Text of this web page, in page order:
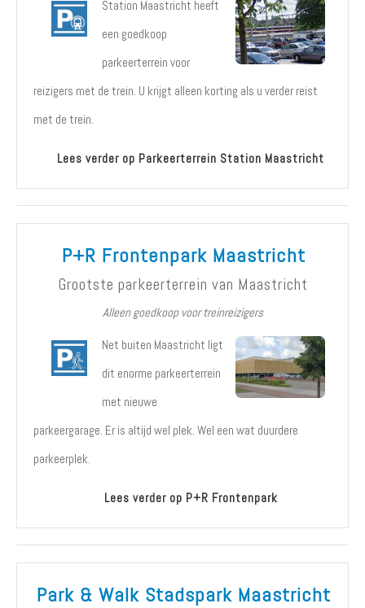
Station Maastricht heeft
een goedkoop
parkeerterrein voor
reizigers met de trein. U krijgt alleen korting als u verder reist
met de trein.
Lees verder op Parkeerterrein Station Maastricht
P+R Frontenpark Maastricht
Grootste parkeerterrein van Maastricht
Alleen goedkoop voor treinreizigers
Net buiten Maastricht ligt
dit enorme parkeerterrein
met nieuwe
parkeergarage. Er is altijd wel plek. Wel een wat duurdere
parkeerplek.
Lees verder op P+R Frontenpark
Park & Walk Stadspark Maastricht